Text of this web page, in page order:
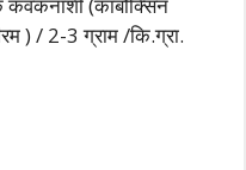
) / 2-3 ग्राम /कि.ग्रा.